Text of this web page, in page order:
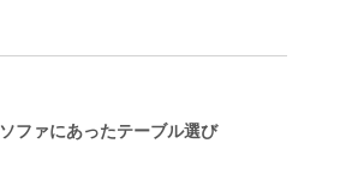
ソファにあったテーブル選び